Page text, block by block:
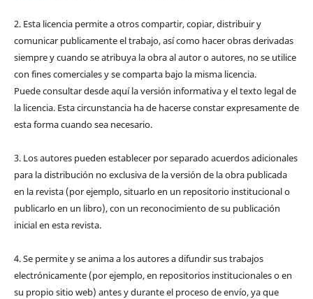
2. Esta licencia permite a otros compartir, copiar, distribuir y
comunicar publicamente el trabajo, así como hacer obras derivadas
siempre y cuando se atribuya la obra al autor o autores, no se utilice
con fines comerciales y se comparta bajo la misma licencia.
Puede consultar desde aquí la versión informativa y el texto legal de
la licencia. Esta circunstancia ha de hacerse constar expresamente de
esta forma cuando sea necesario.
3. Los autores pueden establecer por separado acuerdos adicionales
para la distribución no exclusiva de la versión de la obra publicada
en la revista (por ejemplo, situarlo en un repositorio institucional o
publicarlo en un libro), con un reconocimiento de su publicación
inicial en esta revista.
4. Se permite y se anima a los autores a difundir sus trabajos
electrónicamente (por ejemplo, en repositorios institucionales o en
su propio sitio web) antes y durante el proceso de envío, ya que